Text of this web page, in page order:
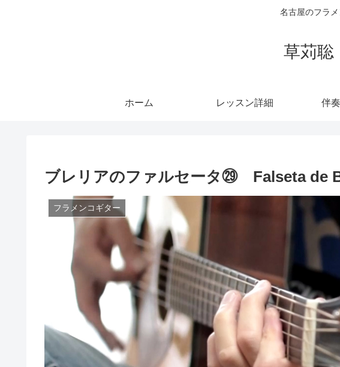
名古屋のフラ
草苅
ホーム レッスン詳細 伴
ブレリアのファルセータ㉙ Falseta de
フラメンコギター